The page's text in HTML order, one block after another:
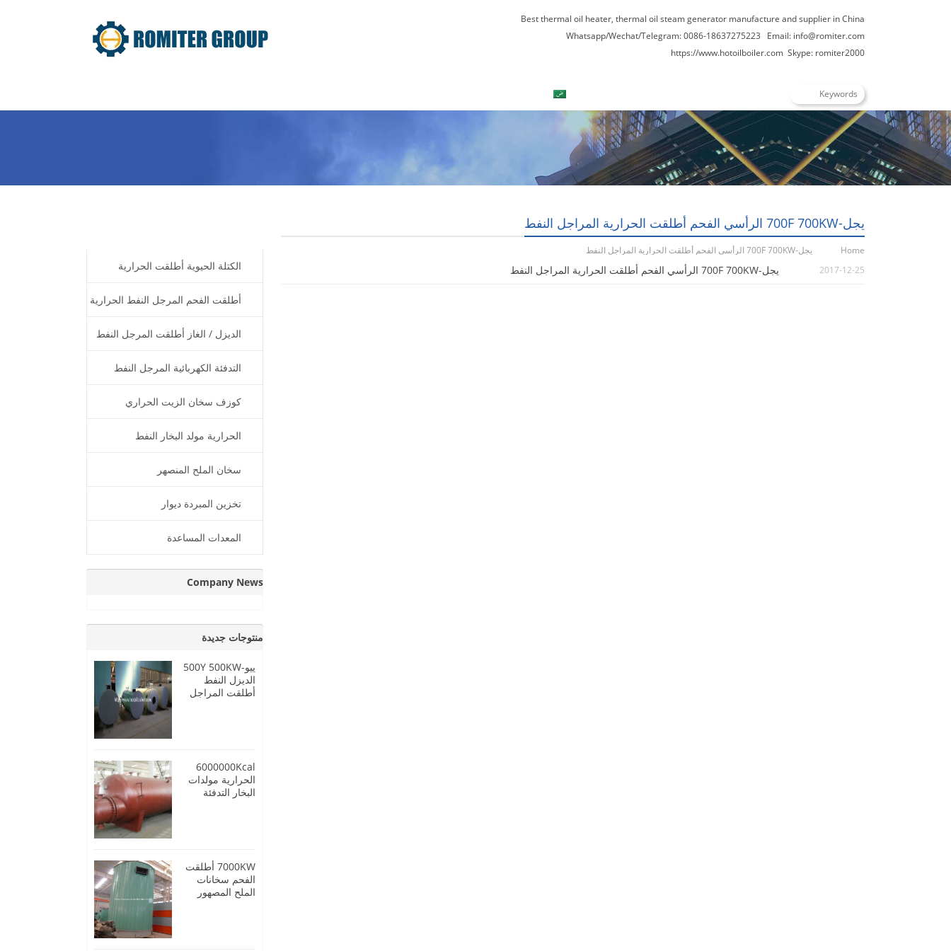
Best thermal oil heater, thermal oil steam generator manufacture and supplier in China
Whatsapp/Wechat/Telegram: 0086-18637275223 Email: info@romiter.com
https://www.hotoilboiler.com Skype: romiter2000
يجل-700F 700KW الرأسي الفحم أطلقت الحرارية المراجل النفط
Home يجل-700F 700KW الرأسي الفحم أطلقت الحرارية المراجل النفط
يجل-700F 700KW الرأسي الفحم أطلقت الحرارية المراجل النفط 2017-12-25 الكتلة الحيوية أطلقت الحرارية
المرجل النفط
أطلقت الفحم المرجل النفط الحرارية
الديزل / الغاز أطلقت المرجل النفط
الحراريالتدفئة الكهربائية المرجل النفط
الحراريةكوزف سخان الزيت الحراري
الحرارية مولد البخار النفط
سخان الملح المنصهر
تخزين المبردة ديوار
المعدات المساعدة
Company News
منتوجات جديدة
ييو-500Y 500KW
الديزل النفط
أطلقت المراجل
6000000Kcal
الحرارية مولدات
البخار التدفئة
7000KW أطلقت
الفحم سخانات
الملح المصهور